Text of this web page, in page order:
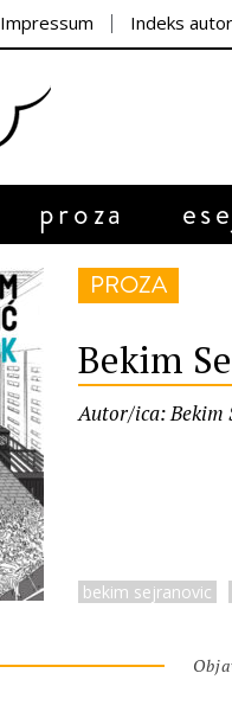
Impressum Indeks
proza
PROZA
Bekim
Autor/ica: Bekim
bekim sejranovic